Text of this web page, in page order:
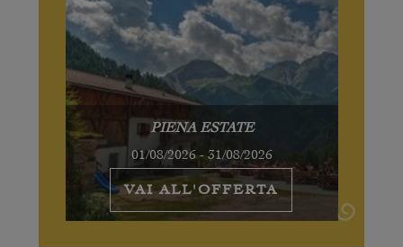
PIENA ESTATE
01/08/2026 - 31/08/2026
VAI ALL'OFFERTA